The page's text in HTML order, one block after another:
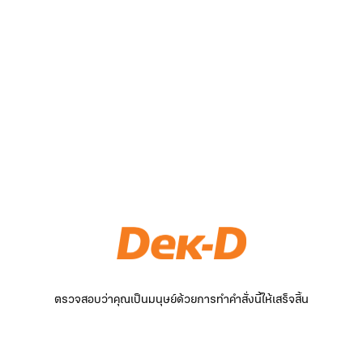
ตรวจสอบว่าคุณเป็นมนุษย์ด้วยการทำคำสั่งนี้ให้เสร็จสิ้น